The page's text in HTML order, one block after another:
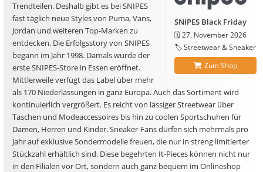
SNIPES Black Friday
🗓️27. November 2026
🏷️ Streetwear & Sneaker
Zum Shop
Trendteilen. Deshalb gibt es bei SNIPES
fast täglich neue Styles von Puma, Vans,
Jordan und weiteren Top-Marken zu
entdecken. Die Erfolgsstory von SNIPES
begann im Jahr 1998. Damals wurde der
erste SNIPES-Store in Essen eröffnet.
Mittlerweile verfügt das Label über mehr
als 170 Niederlassungen in ganz Europa. Auch das Sortiment wird
kontinuierlich vergrößert. Es reicht von lässiger Streetwear über
Taschen und Modeaccessoires bis hin zu coolen Sportschuhen für
Damen, Herren und Kinder. Sneaker-Fans dürfen sich mehrmals pro
Jahr auf exklusive Sondermodelle freuen, die nur in streng limitierter
Stückzahl erhältlich sind. Diese begehrten It-Pieces können nicht nur
in den Filialen vor Ort, sondern auch ganz bequem im Onlineshop